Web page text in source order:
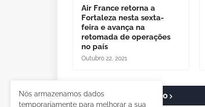
Air France retorna a
Fortaleza nesta sexta-
feira e avança na
retomada de operações
no país
Outubro 22, 2021
Postar um comentário
Nós armazenamos dados
temporariamente para melhorar a sua